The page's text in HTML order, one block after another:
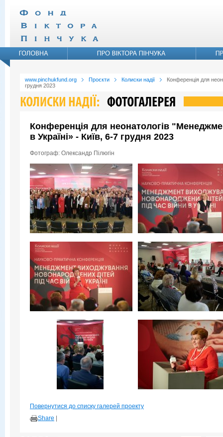
www.pinchukfund.org Проєкти Колиски надії
Конференція для
грудня 2023
Конференція для неонатологів
в Україні» - Київ, 6-7 грудня 2023
Фотограф: Олександр Пілюгін
Повернутися до списку галерей проекту
Share